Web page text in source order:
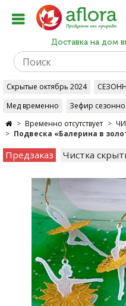
Доставка на дом
Скрытые октябрь 2024
Мед временно
Зефир
Временно отсутствует
Подвеска «Балерина в
Предзаказ Чистка